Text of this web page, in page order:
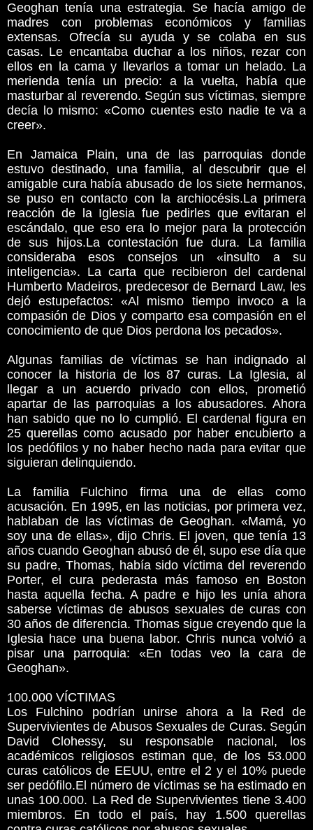
Geoghan tenía una estrategia. Se hacía amigo de
madres con problemas económicos y familias
extensas. Ofrecía su ayuda y se colaba en sus
casas. Le encantaba duchar a los niños, rezar con
ellos en la cama y llevarlos a tomar un helado. La
merienda tenía un precio: a la vuelta, había que
masturbar al reverendo. Según sus víctimas, siempre
decía lo mismo: «Como cuentes esto nadie te va a
creer».
En Jamaica Plain, una de las parroquias donde
estuvo destinado, una familia, al descubrir que el
amigable cura había abusado de los siete hermanos,
se puso en contacto con la archiocésis.La primera
reacción de la Iglesia fue pedirles que evitaran el
escándalo, que eso era lo mejor para la protección
de sus hijos.La contestación fue dura. La familia
consideraba esos consejos un «insulto a su
inteligencia». La carta que recibieron del cardenal
Humberto Madeiros, predecesor de Bernard Law, les
dejó estupefactos: «Al mismo tiempo invoco a la
compasión de Dios y comparto esa compasión en el
conocimiento de que Dios perdona los pecados».
Algunas familias de víctimas se han indignado al
conocer la historia de los 87 curas. La Iglesia, al
llegar a un acuerdo privado con ellos, prometió
apartar de las parroquias a los abusadores. Ahora
han sabido que no lo cumplió. El cardenal figura en
25 querellas como acusado por haber encubierto a
los pedófilos y no haber hecho nada para evitar que
siguieran delinquiendo.
La familia Fulchino firma una de ellas como
acusación. En 1995, en las noticias, por primera vez,
hablaban de las víctimas de Geoghan. «Mamá, yo
soy una de ellas», dijo Chris. El joven, que tenía 13
años cuando Geoghan abusó de él, supo ese día que
su padre, Thomas, había sido víctima del reverendo
Porter, el cura pederasta más famoso en Boston
hasta aquella fecha. A padre e hijo les unía ahora
saberse víctimas de abusos sexuales de curas con
30 años de diferencia. Thomas sigue creyendo que la
Iglesia hace una buena labor. Chris nunca volvió a
pisar una parroquia: «En todas veo la cara de
Geoghan».
100.000 VÍCTIMAS
Los Fulchino podrían unirse ahora a la Red de
Supervivientes de Abusos Sexuales de Curas. Según
David Clohessy, su responsable nacional, los
académicos religiosos estiman que, de los 53.000
curas católicos de EEUU, entre el 2 y el 10% puede
ser pedófilo.El número de víctimas se ha estimado en
unas 100.000. La Red de Supervivientes tiene 3.400
miembros. En todo el país, hay 1.500 querellas